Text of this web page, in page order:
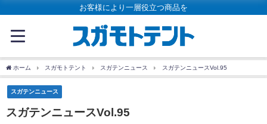
お客様により一層役立つ商品を
ホーム スガモトテント スガテンニュース スガテンニュースVol.95
スガテンニュース
スガテンニュースVol.95